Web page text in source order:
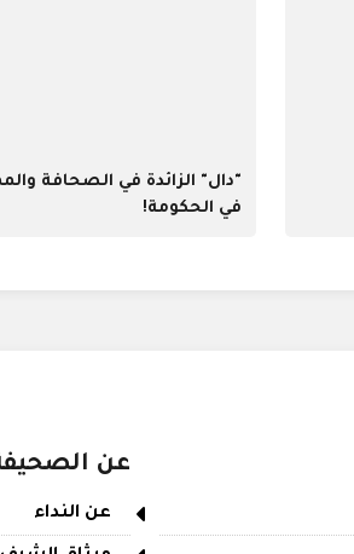
"دال" الزائدة في الصحافة
في الحكومة!
عن
عن النداء